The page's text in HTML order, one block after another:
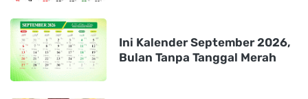
Ini Kalender September 2026,
Bulan Tanpa Tanggal Merah